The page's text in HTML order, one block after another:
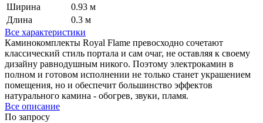
Ширина
0.93 м
Длина
0.3 м
Все характеристики
Каминокомплекты Royal Flame превосходно сочетают
классический стиль портала и сам очаг, не оставляя к своему
дизайну равнодушным никого. Поэтому электрокамин в
полном и готовом исполнении не только станет украшением
помещения, но и обеспечит большинство эффектов
натурального камина - обогрев, звуки, пламя.
Все описание
По запросу